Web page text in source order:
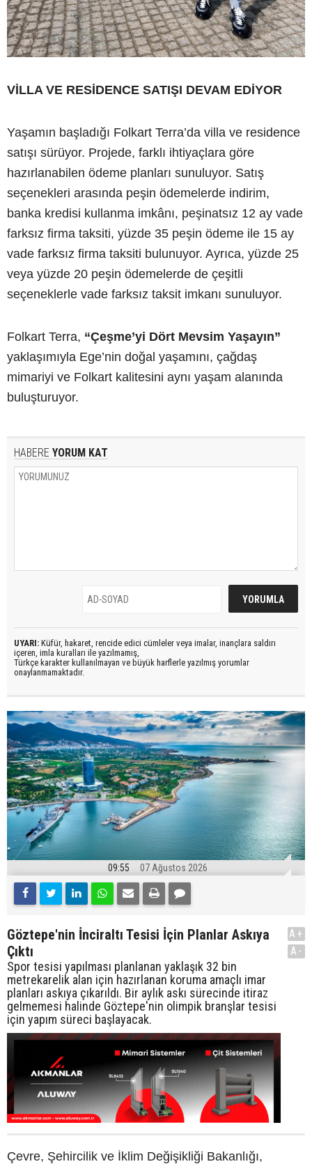
VİLLA VE RESİDENCE SATIŞI DEVAM EDİYOR
Yaşamın başladığı Folkart Terra’da villa ve residence
satışı sürüyor. Projede, farklı ihtiyaçlara göre
hazırlanabilen ödeme planları sunuluyor. Satış
seçenekleri arasında peşin ödemelerde indirim,
banka kredisi kullanma imkânı, peşinatsız 12 ay vade
farksız firma taksiti, yüzde 35 peşin ödeme ile 15 ay
vade farksız firma taksiti bulunuyor. Ayrıca, yüzde 25
veya yüzde 20 peşin ödemelerde de çeşitli
seçeneklerle vade farksız taksit imkanı sunuluyor.
Folkart Terra, “Çeşme’yi Dört Mevsim Yaşayın”
yaklaşımıyla Ege’nin doğal yaşamını, çağdaş
mimariyi ve Folkart kalitesini aynı yaşam alanında
buluşturuyor.
HABERE YORUM KAT
UYARI: Küfür, hakaret, rencide edici cümleler veya imalar, inançlara saldırı
içeren, imla kuralları ile yazılmamış,
Türkçe karakter kullanılmayan ve büyük harflerle yazılmış yorumlar
onaylanmamaktadır.
09:55 07 Ağustos 2026
Göztepe'nin İnciraltı Tesisi İçin Planlar Askıya
Çıktı
Spor tesisi yapılması planlanan yaklaşık 32 bin
metrekarelik alan için hazırlanan koruma amaçlı imar
planları askıya çıkarıldı. Bir aylık askı sürecinde itiraz
gelmemesi halinde Göztepe'nin olimpik branşlar tesisi
için yapım süreci başlayacak.
A+
A-
Çevre, Şehircilik ve İklim Değişikliği Bakanlığı,